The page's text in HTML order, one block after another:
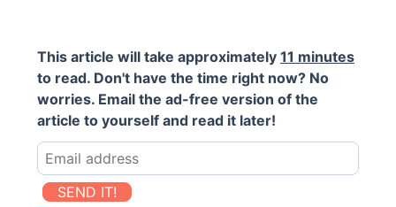
This article will take approximately 11 minutes
to read. Don't have the time right now? No
worries. Email the ad-free version of the
article to yourself and read it later!
SEND IT!